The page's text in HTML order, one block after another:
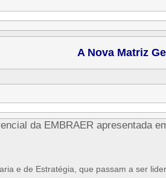
A Nova Matriz
da EMBRAER apresentada
e de Estratégia, que passam a ser